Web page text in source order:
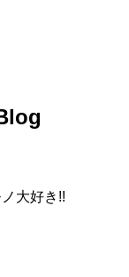
大好き!!